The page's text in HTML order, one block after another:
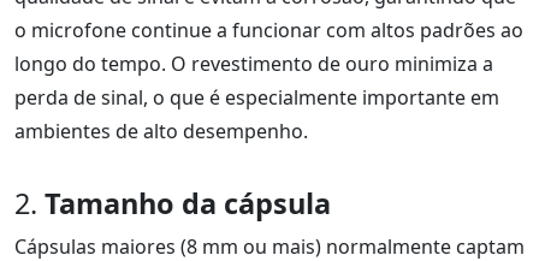
o microfone continue a funcionar com altos padrões ao
longo do tempo. O revestimento de ouro minimiza a
perda de sinal, o que é especialmente importante em
ambientes de alto desempenho.
2. Tamanho da cápsula
Cápsulas maiores (8 mm ou mais) normalmente captam